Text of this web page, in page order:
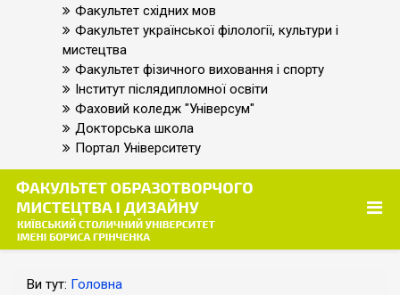
Факультет східних мов
Факультет української філології, культури і
мистецтва
Факультет фізичного виховання і спорту
Інститут післядипломної освіти
Фаховий коледж "Універсум"
Докторська школа
Портал Університету
Ви тут: Головна